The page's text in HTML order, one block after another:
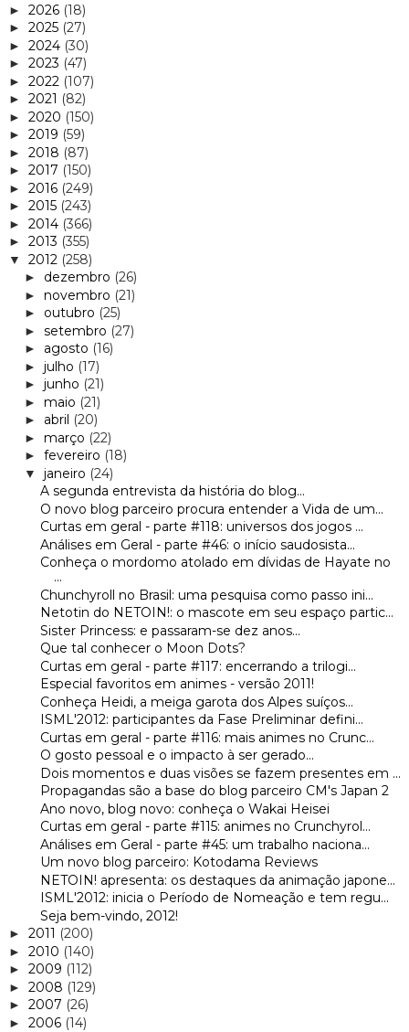
► 2026 (18)
► 2025 (27)
► 2024 (30)
► 2023 (47)
► 2022 (107)
► 2021 (82)
► 2020 (150)
► 2019 (59)
► 2018 (87)
► 2017 (150)
► 2016 (249)
► 2015 (243)
► 2014 (366)
► 2013 (355)
▼ 2012 (258)
► dezembro (26)
► novembro (21)
► outubro (25)
► setembro (27)
► agosto (16)
► julho (17)
► junho (21)
► maio (21)
► abril (20)
► março (22)
► fevereiro (18)
▼ janeiro (24)
A segunda entrevista da história do blog...
O novo blog parceiro procura entender a Vida de um...
Curtas em geral - parte #118: universos dos jogos ...
Análises em Geral - parte #46: o início saudosista...
Conheça o mordomo atolado em dívidas de Hayate no
...
Chunchyroll no Brasil: uma pesquisa como passo ini...
Netotin do NETOIN!: o mascote em seu espaço partic...
Sister Princess: e passaram-se dez anos...
Que tal conhecer o Moon Dots?
Curtas em geral - parte #117: encerrando a trilogi...
Especial favoritos em animes - versão 2011!
Conheça Heidi, a meiga garota dos Alpes suíços...
ISML'2012: participantes da Fase Preliminar defini...
Curtas em geral - parte #116: mais animes no Crunc...
O gosto pessoal e o impacto à ser gerado...
Dois momentos e duas visões se fazem presentes em ...
Propagandas são a base do blog parceiro CM's Japan 2
Ano novo, blog novo: conheça o Wakai Heisei
Curtas em geral - parte #115: animes no Crunchyrol...
Análises em Geral - parte #45: um trabalho naciona...
Um novo blog parceiro: Kotodama Reviews
NETOIN! apresenta: os destaques da animação japone...
ISML'2012: inicia o Período de Nomeação e tem regu...
Seja bem-vindo, 2012!
► 2011 (200)
► 2010 (140)
► 2009 (112)
► 2008 (129)
► 2007 (26)
► 2006 (14)